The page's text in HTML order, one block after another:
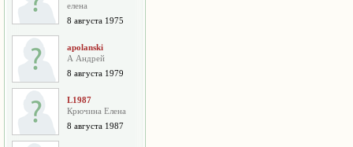
елена
8 августа 1975
apolanski
А Андрей
8 августа 1979
L1987
Крючина Елена
8 августа 1987